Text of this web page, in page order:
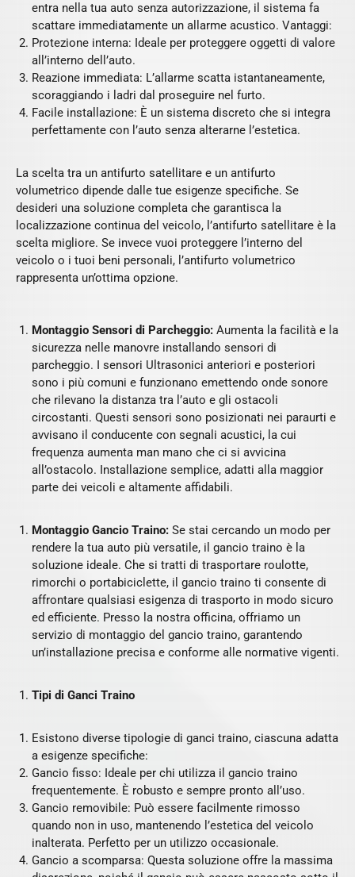
entra nella tua auto senza autorizzazione, il sistema fa
scattare immediatamente un allarme acustico. Vantaggi:
Protezione interna: Ideale per proteggere oggetti di valore
all’interno dell’auto.
Reazione immediata: L’allarme scatta istantaneamente,
scoraggiando i ladri dal proseguire nel furto.
Facile installazione: È un sistema discreto che si integra
perfettamente con l’auto senza alterarne l’estetica.
La scelta tra un antifurto satellitare e un antifurto
volumetrico dipende dalle tue esigenze specifiche. Se
desideri una soluzione completa che garantisca la
localizzazione continua del veicolo, l’antifurto satellitare è la
scelta migliore. Se invece vuoi proteggere l’interno del
veicolo o i tuoi beni personali, l’antifurto volumetrico
rappresenta un’ottima opzione.
Montaggio Sensori di Parcheggio: Aumenta la facilità e la
sicurezza nelle manovre installando sensori di
parcheggio. I sensori Ultrasonici anteriori e posteriori
sono i più comuni e funzionano emettendo onde sonore
che rilevano la distanza tra l’auto e gli ostacoli
circostanti. Questi sensori sono posizionati nei paraurti e
avvisano il conducente con segnali acustici, la cui
frequenza aumenta man mano che ci si avvicina
all’ostacolo. Installazione semplice, adatti alla maggior
parte dei veicoli e altamente affidabili.
Montaggio Gancio Traino: Se stai cercando un modo per
rendere la tua auto più versatile, il gancio traino è la
soluzione ideale. Che si tratti di trasportare roulotte,
rimorchi o portabiciclette, il gancio traino ti consente di
affrontare qualsiasi esigenza di trasporto in modo sicuro
ed efficiente. Presso la nostra officina, offriamo un
servizio di montaggio del gancio traino, garantendo
un’installazione precisa e conforme alle normative vigenti.
Tipi di Ganci Traino
Esistono diverse tipologie di ganci traino, ciascuna adatta
a esigenze specifiche:
Gancio fisso: Ideale per chi utilizza il gancio traino
frequentemente. È robusto e sempre pronto all’uso.
Gancio removibile: Può essere facilmente rimosso
quando non in uso, mantenendo l’estetica del veicolo
inalterata. Perfetto per un utilizzo occasionale.
Gancio a scomparsa: Questa soluzione offre la massima